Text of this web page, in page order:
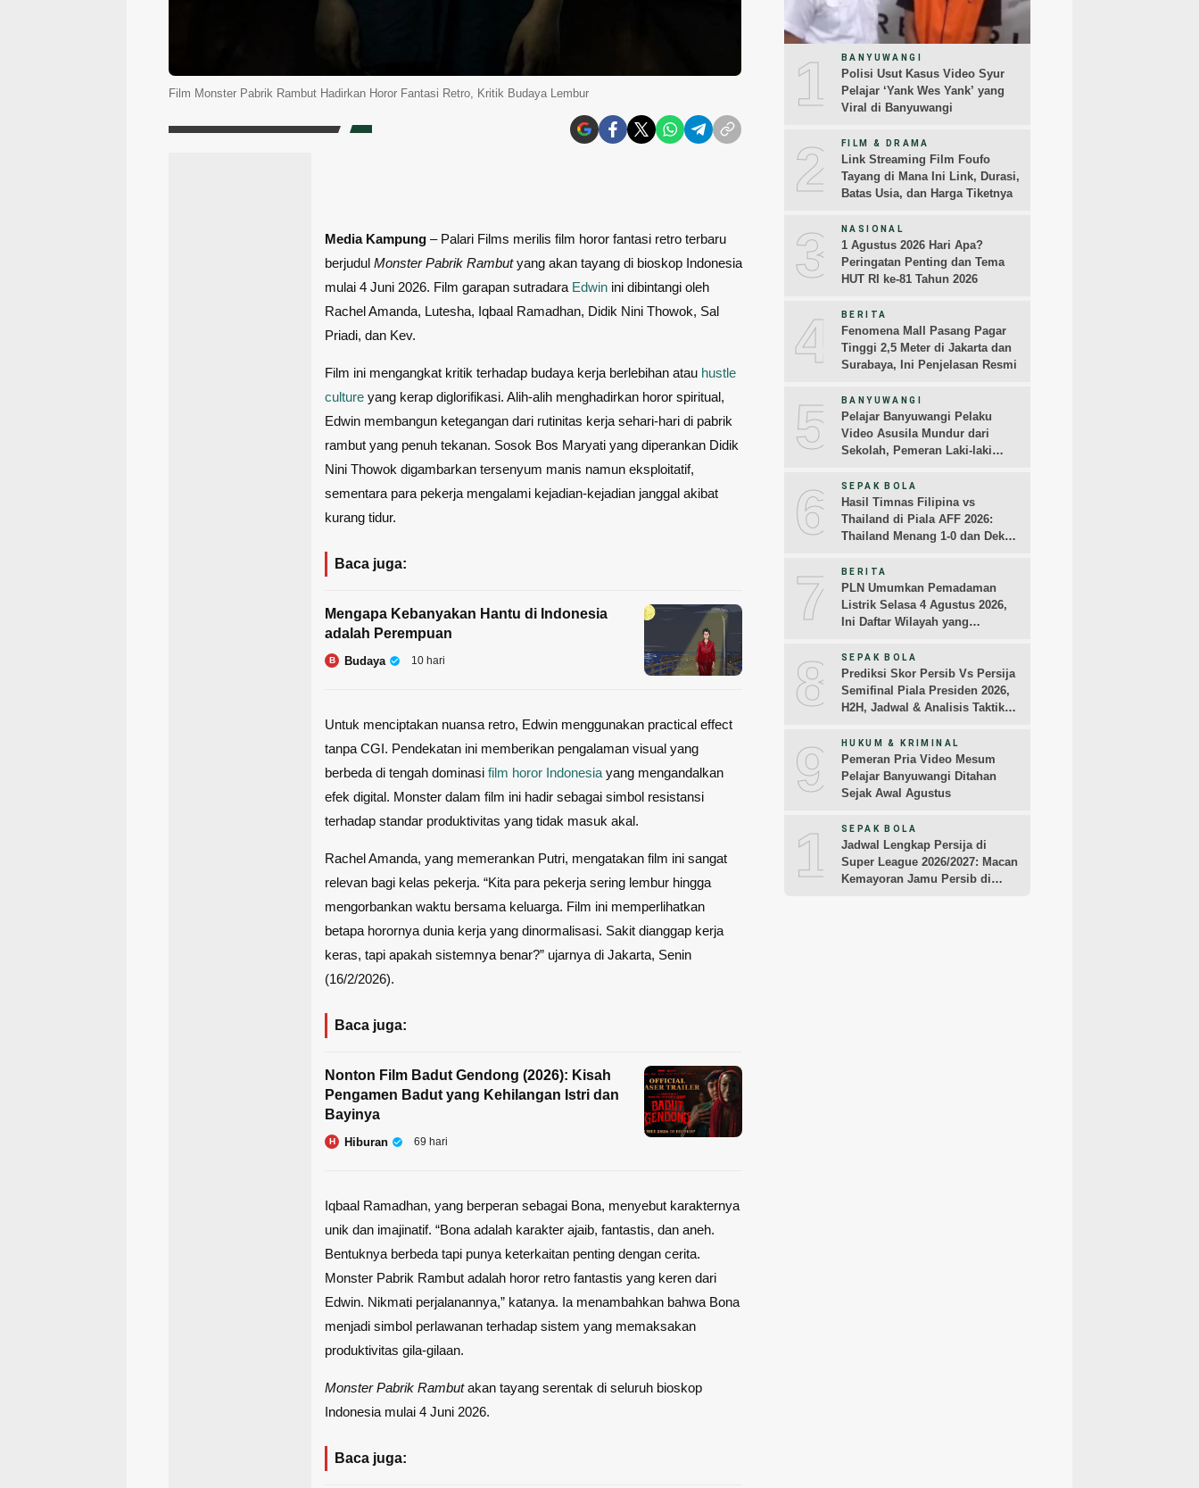
Film Monster Pabrik Rambut Hadirkan Horor Fantasi Retro, Kritik Budaya Lembur
Media Kampung – Palari Films merilis film horor fantasi retro terbaru
berjudul Monster Pabrik Rambutyang akan tayang di bioskop Indonesia
mulai 4 Juni 2026. Film garapan sutradara Edwin ini dibintangi oleh
Rachel Amanda, Lutesha, Iqbaal Ramadhan, Didik Nini Thowok, Sal
Priadi, dan Kev.
Film ini mengangkat kritik terhadap budaya kerja berlebihan atau hustle
culture yang kerap diglorifikasi. Alih-alih menghadirkan horor spiritual,
Edwin membangun ketegangan dari rutinitas kerja sehari-hari di pabrik
rambut yang penuh tekanan. Sosok Bos Maryati yang diperankan Didik
Nini Thowok digambarkan tersenyum manis namun eksploitatif,
sementara para pekerja mengalami kejadian-kejadian janggal akibat
kurang tidur.
Baca juga:
Mengapa Kebanyakan Hantu di Indonesia
adalah Perempuan
B Budaya 10 hari
Untuk menciptakan nuansa retro, Edwin menggunakan practical effect
tanpa CGI. Pendekatan ini memberikan pengalaman visual yang
berbeda di tengah dominasi film horor Indonesia yang mengandalkan
efek digital. Monster dalam film ini hadir sebagai simbol resistansi
terhadap standar produktivitas yang tidak masuk akal.
Rachel Amanda, yang memerankan Putri, mengatakan film ini sangat
relevan bagi kelas pekerja. “Kita para pekerja sering lembur hingga
mengorbankan waktu bersama keluarga. Film ini memperlihatkan
betapa horornya dunia kerja yang dinormalisasi. Sakit dianggap kerja
keras, tapi apakah sistemnya benar?” ujarnya di Jakarta, Senin
(16/2/2026).
Baca juga:
Nonton Film Badut Gendong (2026): Kisah
Pengamen Badut yang Kehilangan Istri dan
Bayinya
H Hiburan 69 hari
Iqbaal Ramadhan, yang berperan sebagai Bona, menyebut karakternya
unik dan imajinatif. “Bona adalah karakter ajaib, fantastis, dan aneh.
Bentuknya berbeda tapi punya keterkaitan penting dengan cerita.
Monster Pabrik Rambut adalah horor retro fantastis yang keren dari
Edwin. Nikmati perjalanannya,” katanya. Ia menambahkan bahwa Bona
menjadi simbol perlawanan terhadap sistem yang memaksakan
produktivitas gila-gilaan.
Monster Pabrik Rambutakan tayang serentak di seluruh bioskop
Indonesia mulai 4 Juni 2026.
Baca juga:
1 BANYUWANGI
Polisi Usut Kasus Video Syur
Pelajar ‘Yank Wes Yank’ yang
Viral di Banyuwangi
2 FILM & DRAMA
Link Streaming Film Foufo
Tayang di Mana Ini Link, Durasi,
Batas Usia, dan Harga Tiketnya
3 NASIONAL
1 Agustus 2026 Hari Apa?
Peringatan Penting dan Tema
HUT RI ke-81 Tahun 2026
4 BERITA
Fenomena Mall Pasang Pagar
Tinggi 2,5 Meter di Jakarta dan
Surabaya, Ini Penjelasan Resmi
5 BANYUWANGI
Pelajar Banyuwangi Pelaku
Video Asusila Mundur dari
Sekolah, Pemeran Laki-laki
6 SEPAK BOLA
Hasil Timnas Filipina vs
Thailand di Piala AFF 2026:
Thailand Menang 1-0 dan Dekati
7 BERITA
PLN Umumkan Pemadaman
Listrik Selasa 4 Agustus 2026,
Ini Daftar Wilayah yang
8 SEPAK BOLA
Prediksi Skor Persib Vs Persija
Semifinal Piala Presiden 2026,
H2H, Jadwal & Analisis Taktik
9 HUKUM & KRIMINAL
Pemeran Pria Video Mesum
Pelajar Banyuwangi Ditahan
Sejak Awal Agustus
10SEPAK BOLA
Jadwal Lengkap Persija di
Super League 2026/2027: Macan
Kemayoran Jamu Persib di